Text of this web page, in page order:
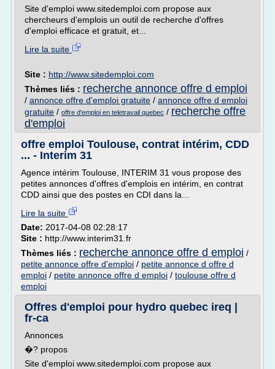
Site d'emploi www.sitedemploi.com propose aux
chercheurs d'emplois un outil de recherche d'offres
d'emploi efficace et gratuit, et...
Lire la suite
Site : http://www.sitedemploi.com
Thèmes liés : recherche annonce offre d emploi
/ annonce offre d'emploi gratuite / annonce offre d emploi
gratuite / offre d'emploi en teletravail quebec / recherche offre
d'emploi
offre emploi Toulouse, contrat intérim, CDD
... - Interim 31
Agence intérim Toulouse, INTERIM 31 vous propose des
petites annonces d'offres d'emplois en intérim, en contrat
CDD ainsi que des postes en CDI dans la...
Lire la suite
Date: 2017-04-08 02:28:17
Site : http://www.interim31.fr
Thèmes liés : recherche annonce offre d emploi /
petite annonce offre d'emploi / petite annonce d offre d
emploi / petite annonce offre d emploi / toulouse offre d
emploi
Offres d'emploi pour hydro quebec ireq |
fr-ca
Annonces
�? propos
Site d'emploi www.sitedemploi.com propose aux